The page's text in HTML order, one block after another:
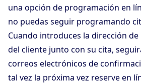
una opción de programación en
no puedas seguir programando
Cuando introduces la dirección
del cliente junto con su cita,
correos electrónicos de
tal vez la próxima vez reserve en